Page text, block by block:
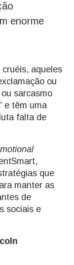
enorme
aqueles
ou
sarcasmo
e têm uma
falta de
que
manter as
de
sociais e